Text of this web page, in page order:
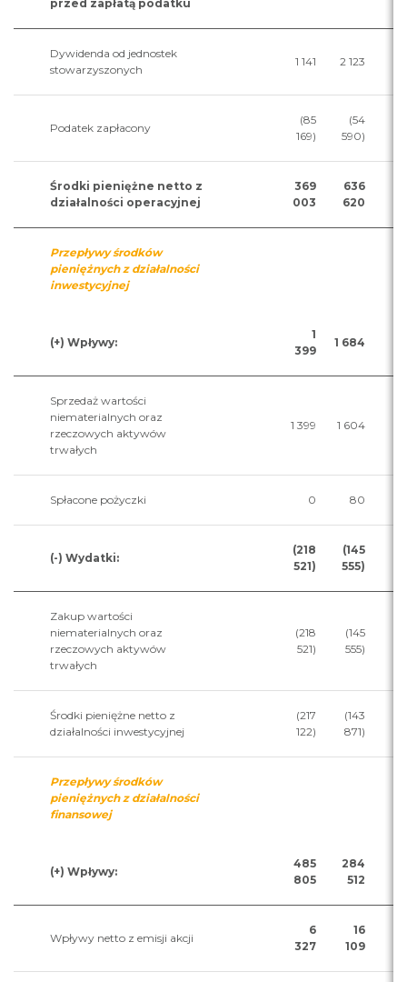
przed zapłatą podatku
Dywidenda od jednostek
stowarzyszonych
1 141 2 123
Podatek zapłacony
(85
169)
(54
590)
Środki pieniężne netto z
działalności operacyjnej
369
003
636
620
Przepływy środków
pieniężnych z działalności
inwestycyjnej
(+) Wpływy:
1
399
1 684
Sprzedaż wartości
niematerialnych oraz
rzeczowych aktywów
trwałych
1 399 1 604
Spłacone pożyczki 0 80
(-) Wydatki:
(218
521)
(145
555)
Zakup wartości
niematerialnych oraz
rzeczowych aktywów
trwałych
(218
521)
(145
555)
Środki pieniężne netto z
działalności inwestycyjnej
(217
122)
(143
871)
Przepływy środków
pieniężnych z działalności
finansowej
(+) Wpływy:
485
805
284
512
Wpływy netto z emisji akcji
6
327
16
109